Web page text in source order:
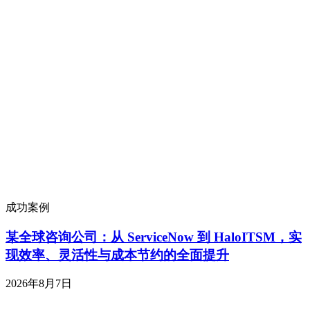
成功案例
某全球咨询公司：从 ServiceNow 到 HaloITSM，实
现效率、灵活性与成本节约的全面提升
2026年8月7日